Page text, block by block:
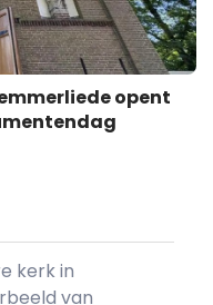
opent
kerk in
van